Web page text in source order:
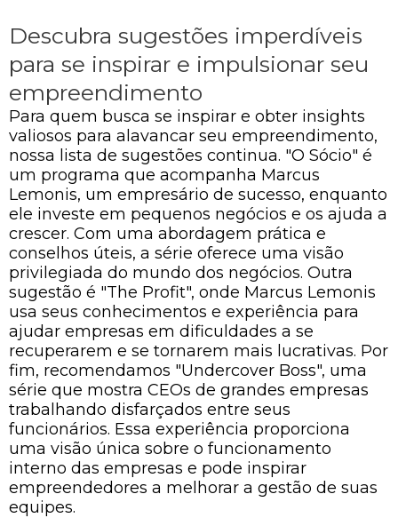
Descubra sugestões imperdíveis
para se inspirar e impulsionar seu
empreendimento
Para quem busca se inspirar e obter insights
valiosos para alavancar seu empreendimento,
nossa lista de sugestões continua. "O Sócio" é
um programa que acompanha Marcus
Lemonis, um empresário de sucesso, enquanto
ele investe em pequenos negócios e os ajuda a
crescer. Com uma abordagem prática e
conselhos úteis, a série oferece uma visão
privilegiada do mundo dos negócios. Outra
sugestão é "The Profit", onde Marcus Lemonis
usa seus conhecimentos e experiência para
ajudar empresas em dificuldades a se
recuperarem e se tornarem mais lucrativas. Por
fim, recomendamos "Undercover Boss", uma
série que mostra CEOs de grandes empresas
trabalhando disfarçados entre seus
funcionários. Essa experiência proporciona
uma visão única sobre o funcionamento
interno das empresas e pode inspirar
empreendedores a melhorar a gestão de suas
equipes.